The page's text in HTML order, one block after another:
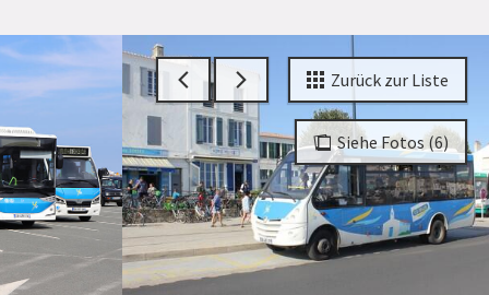
Siehe Fotos (6)
Zurück zur Liste